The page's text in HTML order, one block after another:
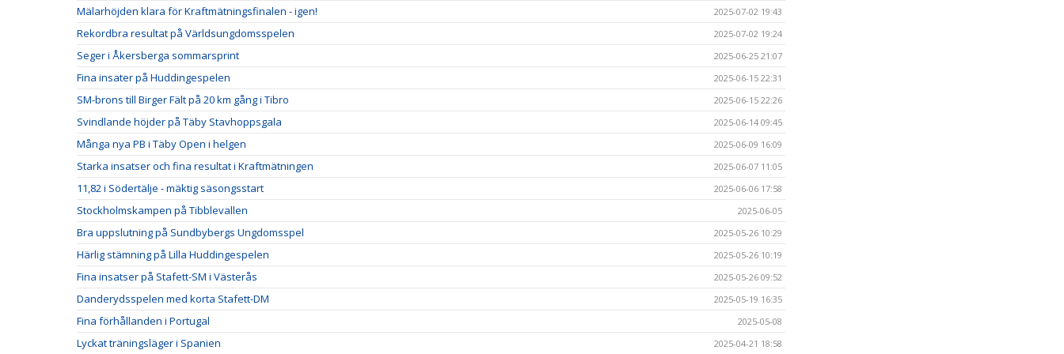
Mälarhöjden klara för Kraftmätningsfinalen - igen! 2025-07-02 19:43
Rekordbra resultat på Världsungdomsspelen 2025-07-02 19:24
Seger i Åkersberga sommarsprint 2025-06-25 21:07
Fina insater på Huddingespelen 2025-06-15 22:31
SM-brons till Birger Fält på 20 km gång i Tibro 2025-06-15 22:26
Svindlande höjder på Täby Stavhoppsgala 2025-06-14 09:45
Många nya PB i Täby Open i helgen 2025-06-09 16:09
Starka insatser och fina resultat i Kraftmätningen 2025-06-07 11:05
11,82 i Södertälje - mäktig säsongsstart 2025-06-06 17:58
Stockholmskampen på Tibblevallen 2025-06-05
Bra uppslutning på Sundbybergs Ungdomsspel 2025-05-26 10:29
Härlig stämning på Lilla Huddingespelen 2025-05-26 10:19
Fina insatser på Stafett-SM i Västerås 2025-05-26 09:52
Danderydsspelen med korta Stafett-DM 2025-05-19 16:35
Fina förhållanden i Portugal 2025-05-08
Lyckat träningsläger i Spanien 2025-04-21 18:58